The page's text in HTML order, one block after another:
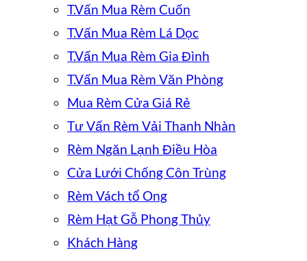
T.Vấn Mua Rèm Cuốn
T.Vấn Mua Rèm Lá Dọc
T.Vấn Mua Rèm Gia Đình
T.Vấn Mua Rèm Văn Phòng
Mua Rèm Cửa Giá Rẻ
Tư Vấn Rèm Vải Thanh Nhàn
Rèm Ngăn Lạnh Điều Hòa
Cửa Lưới Chống Côn Trùng
Rèm Vách tổ Ong
Rèm Hạt Gỗ Phong Thủy
Khách Hàng